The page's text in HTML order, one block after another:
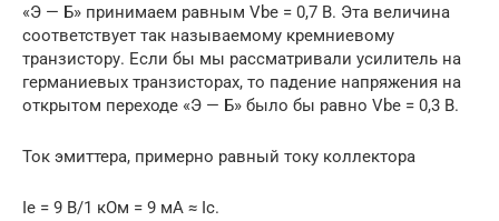
«Э — Б» принимаем равным Vbe = 0,7 В. Эта величина
соответствует так называемому кремниевому
транзистору. Если бы мы рассматривали усилитель на
германиевых транзисторах, то падение напряжения на
открытом переходе «Э — Б» было бы равно Vbe = 0,3 В.
Ток эмиттера, примерно равный току коллектора
Ie = 9 B/1 кОм = 9 мА ≈ Ic.